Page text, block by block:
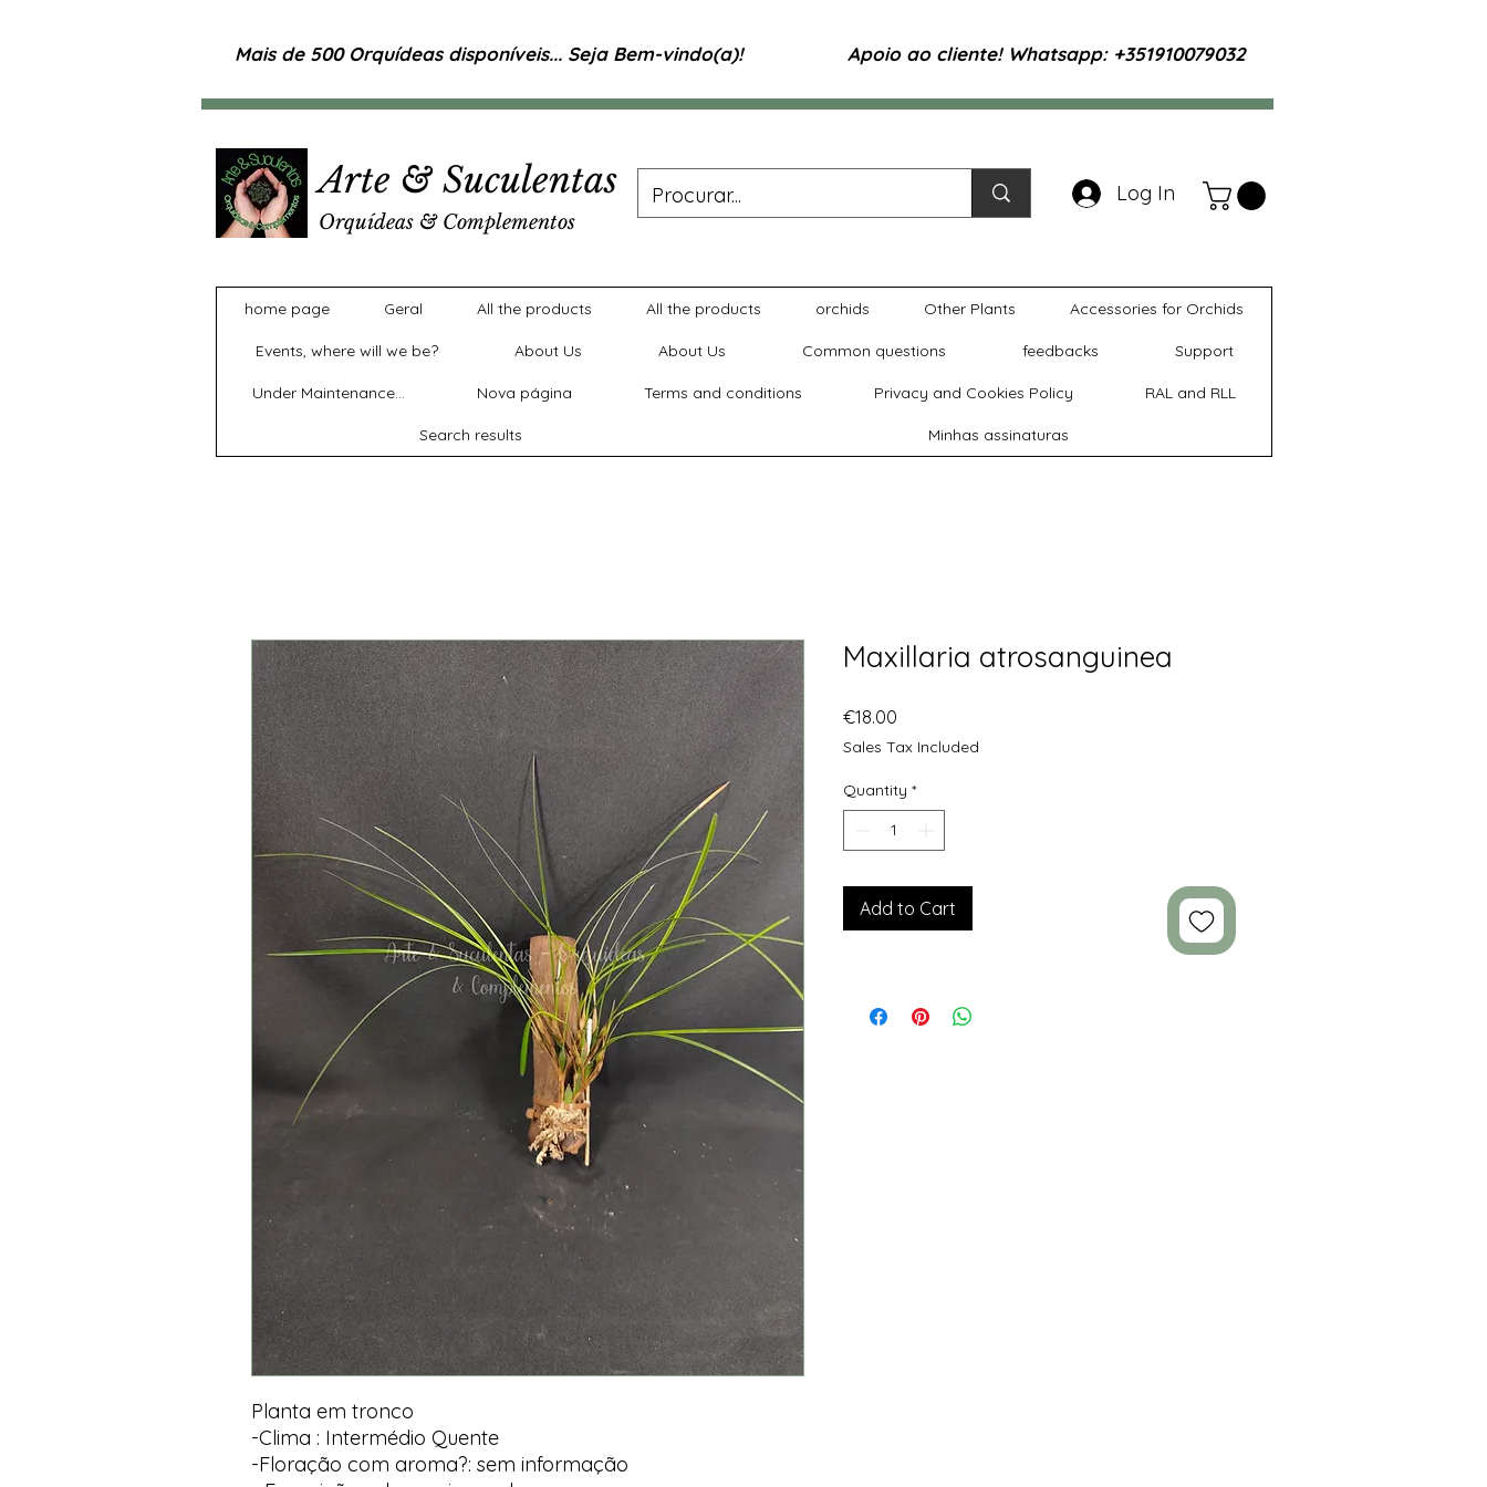
Mais de 500 Orquídeas disponíveis... Seja Bem-vindo(a)! Apoio ao cliente! Whatsapp: +351910079032
Arte & Suculentas
Orquídeas & Complementos
Log In
home page Geral All the products All the products orchids Other Plants Accessories for Orchids
Events, where will we be? About Us About Us Common questions feedbacks Support
Under Maintenance... Nova página Terms and conditions Privacy and Cookies Policy RAL and RLL
Search results Minhas assinaturas
Planta em tronco
-Clima : Intermédio Quente
-Floração com aroma?: sem informação
Maxillaria atrosanguinea
€18.00
Sales Tax Included
Quantity *
Add to Cart